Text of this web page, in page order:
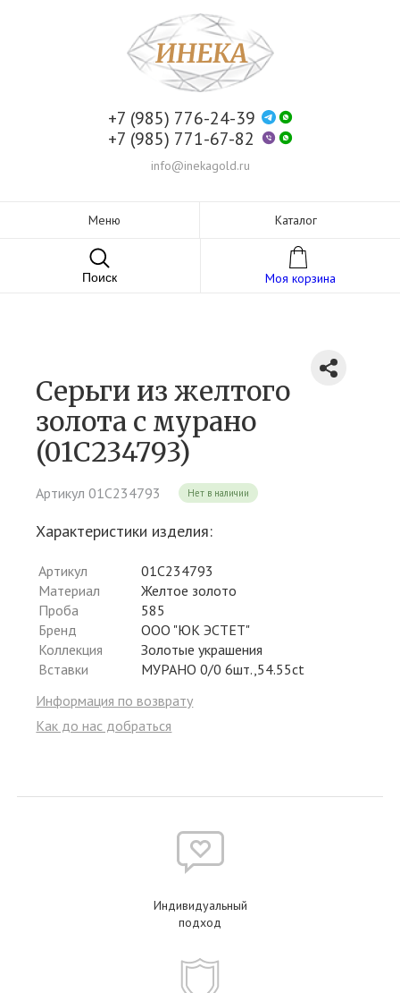
+7 (985) 776-24-39
+7 (985) 771-67-82
info@inekagold.ru
Меню Каталог
Поиск Моя корзина
Серьги из желтого
золота c мурано
(01С234793)
Артикул 01С234793 Нет в наличии
Характеристики изделия:
Артикул
01С234793
Материал
Желтое золото
Проба
585
Бренд
ООО "ЮК ЭСТЕТ"
Коллекция
Золотые украшения
Вставки
МУРАНО 0/0 6шт.,54.55ct
Информация по возврату
Как до нас добраться
Индивидуальный
подход